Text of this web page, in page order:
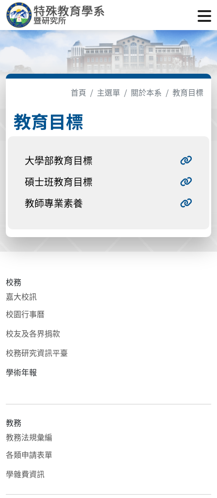
首頁 主選單 關於本系 教育目標
教育目標
大學部教育目標
碩士班教育目標
教師專業素養
校務
嘉大校訊
校園行事曆
校友及各界捐款
校務研究資訊平臺
學術年報
教務
教務法規彙編
各類申請表單
學雜費資訊